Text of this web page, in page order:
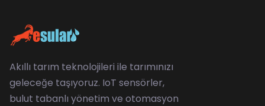
Akıllı tarım teknolojileri ile tarımınızı
geleceğe taşıyoruz. IoT sensörler,
bulut tabanlı yönetim ve otomasyon